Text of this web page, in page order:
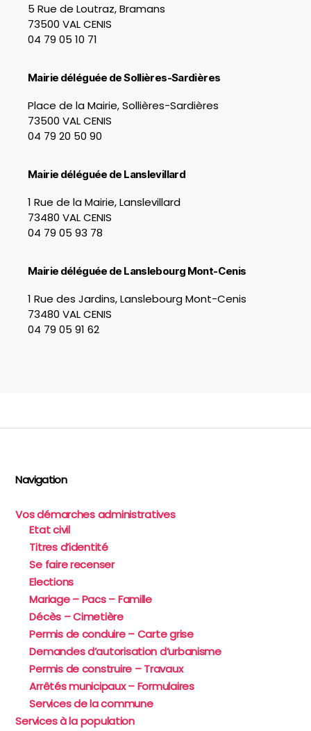
5 Rue de Loutraz, Bramans
73500 VAL CENIS
04 79 05 10 71
Mairie déléguée de Sollières-Sardières
Place de la Mairie, Sollières-Sardières
73500 VAL CENIS
04 79 20 50 90
Mairie déléguée de Lanslevillard
1 Rue de la Mairie, Lanslevillard
73480 VAL CENIS
04 79 05 93 78
Mairie déléguée de Lanslebourg Mont-Cenis
1 Rue des Jardins, Lanslebourg Mont-Cenis
73480 VAL CENIS
04 79 05 91 62
Navigation
Vos démarches administratives
Etat civil
Titres d’identité
Se faire recenser
Elections
Mariage – Pacs – Famille
Décès – Cimetière
Permis de conduire – Carte grise
Demandes d’autorisation d’urbanisme
Permis de construire – Travaux
Arrêtés municipaux – Formulaires
Services de la commune
Services à la population